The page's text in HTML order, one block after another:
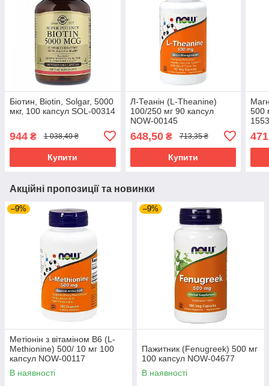
Біотин, Biotin, Solgar, 5000
мкг, 100 капсул SOL-00314
944 ₴ 1 038,40 ₴
Купити
Л-Теанін (L-Theanine)
100/250 мг 90 капсул
NOW-00145
648,50₴ 713,35 ₴
Купити
500
Акційні пропозиції та новинки
–9%
Метіонін з вітаміном В6 (L-
Methionine) 500/ 10 мг 100
капсул NOW-00117
В наявності
–9%
Пажитник (Fenugreek) 500 мг
100 капсул NOW-04677
В наявності